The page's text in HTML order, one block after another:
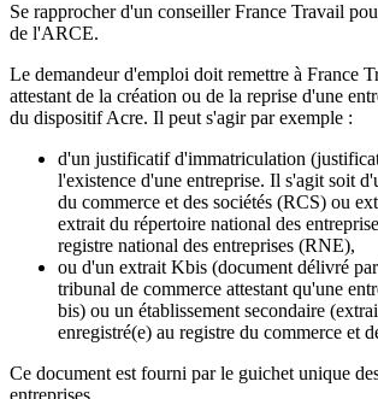
Se rapprocher d'un conseiller France Travail
de l'ARCE.
Le demandeur d'emploi doit remettre à France
attestant de la création ou de la reprise d'une
du dispositif Acre. Il peut s'agir par exemple :
d'un justificatif d'immatriculation
l'existence d'une entreprise. Il s'agit soit
du commerce et des sociétés (RCS) ou
extrait du répertoire national des
registre national des entreprises (RNE),
ou d'un extrait Kbis (document délivré
tribunal de commerce attestant qu'une
bis) ou un établissement secondaire
enregistré(e) au registre du commerce et
Ce document est fourni par le guichet unique